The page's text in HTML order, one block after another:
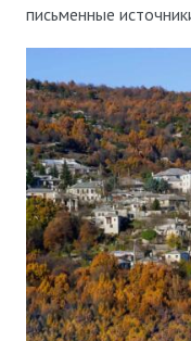
письменные